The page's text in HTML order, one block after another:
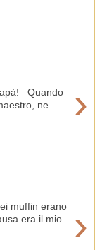
›
Quando
ne
›
muffin erano
era il mio